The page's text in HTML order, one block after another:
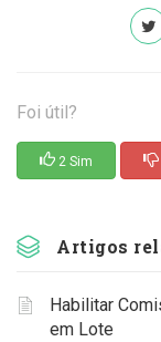
Foi útil?
2 Sim
Artigos
Habilitar
em Lote